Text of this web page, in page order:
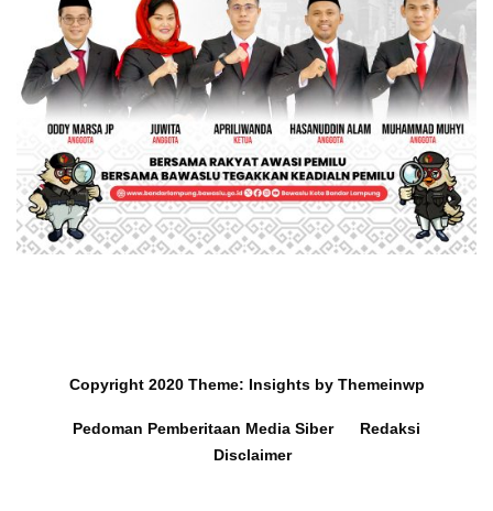
Copyright 2020 Theme: Insightsby Themeinwp
Pedoman Pemberitaan Media Siber
Redaksi
Disclaimer